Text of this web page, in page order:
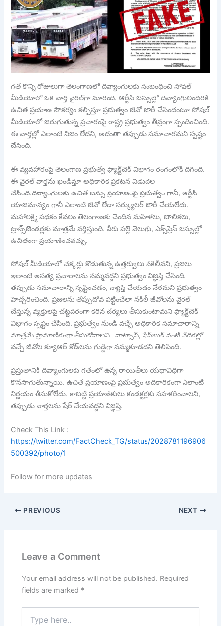
గత కొన్ని రోజులుగా తెలంగాణలో దివ్యాంగులకు సంబంధించి సోషల్
మీడియాలో ఒక వార్త వైరల్‌గా మారింది. ఆర్టీసీ బస్సుల్లో దివ్యాంగులందరికీ
ఉచిత ప్రయాణ సౌకర్యం కల్పిస్తూ ప్రభుత్వం జీవో జారీ చేసిందంటూ సోషల్
మీడియాలో జరుగుతున్న ప్రచారంపై రాష్ట్ర ప్రభుత్వం తీవ్రంగా స్పందించింది.
ఈ వార్తల్లో ఎలాంటి నిజం లేదని, అదంతా తప్పుడు సమాచారమని స్పష్టం
చేసింది.
ఈ వ్యవహారంపై తెలంగాణ ప్రభుత్వ ఫ్యాక్ట్‌చెక్‌ విభాగం రంగంలోకి దిగింది.
ఈ వైరల్ వార్తను ఖండిస్తూ అధికారిక ప్రకటన విడుదల
చేసింది.దివ్యాంగులకు ఉచిత బస్సు ప్రయాణంపై ప్రభుత్వం గానీ, ఆర్టీసీ
యాజమాన్యం గానీ ఎలాంటి జీవో లేదా సర్క్యులర్ జారీ చేయలేదు.
మహాలక్ష్మి పథకం కేవలం తెలంగాణకు చెందిన మహిళలు, బాలికలు,
ట్రాన్స్‌జెండర్లకు మాత్రమే వర్తిస్తుంది. వీరు పల్లె వెలుగు, ఎక్స్‌ప్రెస్‌ బస్సుల్లో
ఉచితంగా ప్రయాణించవచ్చు.
సోషల్ మీడియాలో చక్కర్లు కొడుతున్న ఉత్తర్వులు నకిలీవని, ప్రజలు
ఇలాంటి అసత్య ప్రచారాలను నమ్మవద్దని ప్రభుత్వం విజ్ఞప్తి చేసింది.
తప్పుడు సమాచారాన్ని సృష్టించడం, వ్యాప్తి చేయడం నేరమని ప్రభుత్వం
హెచ్చరించింది. ప్రజలను తప్పుదోవ పట్టించేలా నకిలీ జీవోలను వైరల్
చేస్తున్న వ్యక్తులపై చట్టపరంగా కఠిన చర్యలు తీసుకుంటామని ఫ్యాక్ట్‌చెక్‌
విభాగం స్పష్టం చేసింది. ప్రభుత్వం నుండి వచ్చే అధికారిక సమాచారాన్ని
మాత్రమే ప్రామాణికంగా తీసుకోవాలని.. వాట్సాప్, ఫేస్‌బుక్ వంటి వేదికల్లో
వచ్చే జీవోల క్యూఆర్ కోడ్‌లను గుడ్డిగా నమ్మకూడదని తెలిపింది.
ప్రస్తుతానికి దివ్యాంగులకు గతంలో ఉన్న రాయితీలు యధావిధిగా
కొనసాగుతున్నాయి. ఉచిత ప్రయాణంపై ప్రభుత్వం అధికారికంగా ఎలాంటి
నిర్ణయం తీసుకోలేదు. కాబట్టి ప్రయాణికులు కండక్టర్లకు సహకరించాలని,
తప్పుడు వార్తలను షేర్ చేయవద్దని విజ్ఞప్తి.
Check This Link :
https://twitter.com/FactCheck_TG/status/2028781196906
500392/photo/1
Follow for more updates
PREVIOUS NEXT
Leave a Comment
Your email address will not be published. Required
fields are marked *
here..